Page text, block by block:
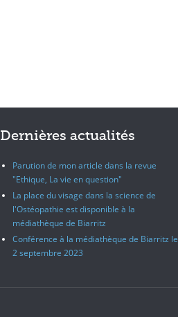
Dernières actualités
Parution de mon article dans la revue
"Ethique, La vie en question"
La place du visage dans la science de
l'Ostéopathie est disponible à la
médiathèque de Biarritz
Conférence à la médiathèque de Biarritz le
2 septembre 2023